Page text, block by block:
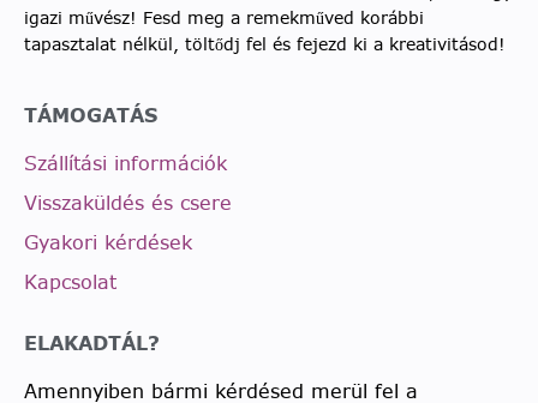
igazi művész! Fesd meg a remekműved korábbi
tapasztalat nélkül, töltődj fel és fejezd ki a kreativitásod!
TÁMOGATÁS
Szállítási információk
Visszaküldés és csere
Gyakori kérdések
Kapcsolat
ELAKADTÁL?
Amennyiben bármi kérdésed merül fel a